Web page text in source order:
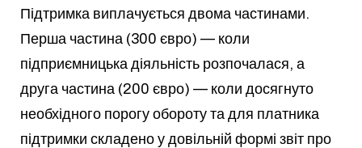
Підтримка виплачується двома частинами.
Перша частина (300 євро) — коли
підприємницька діяльність розпочалася, а
друга частина (200 євро) — коли досягнуто
необхідного порогу обороту та для платника
підтримки складено у довільній формі звіт про